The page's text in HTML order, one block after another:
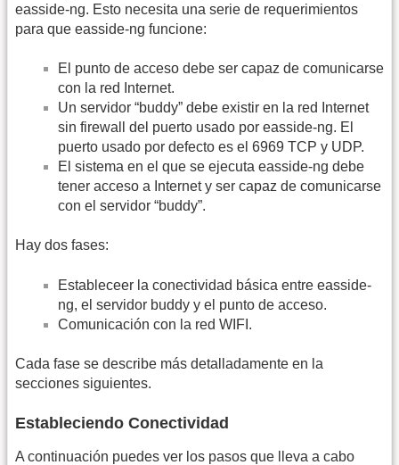
easside-ng. Esto necesita una serie de requerimientos
para que easside-ng funcione:
El punto de acceso debe ser capaz de comunicarse
con la red Internet.
Un servidor “buddy” debe existir en la red Internet
sin firewall del puerto usado por easside-ng. El
puerto usado por defecto es el 6969 TCP y UDP.
El sistema en el que se ejecuta easside-ng debe
tener acceso a Internet y ser capaz de comunicarse
con el servidor “buddy”.
Hay dos fases:
Estableceer la conectividad básica entre easside-
ng, el servidor buddy y el punto de acceso.
Comunicación con la red WIFI.
Cada fase se describe más detalladamente en la
secciones siguientes.
Estableciendo Conectividad
A continuación puedes ver los pasos que lleva a cabo